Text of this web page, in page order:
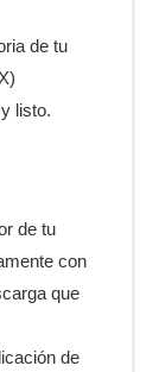
de tu
listo.
de tu
con
que
de